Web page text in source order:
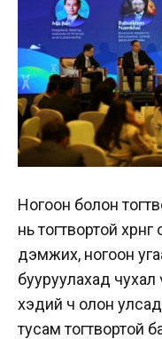
Ногоон болон
нь тогтвортой
дэмжих, ногоон
бууруулахад чухал
хэдий ч олон
тусам тогтвортой